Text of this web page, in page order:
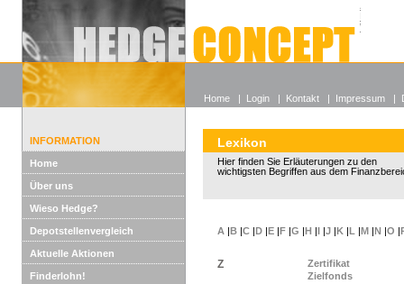
Alle
Wieso
INFORMATION
Home
Über uns
Wieso Hedge?
Depotstellenvergleich
Aktuelle Aktionen
Finderlohn!
Lexikon
Hier finden Sie Erläuterungen zu den
wichtigsten Begriffen aus dem
A |B |C |D |E |F |G |H |I |J |K |L |M |N |O |
Z
Zertifikat
Zielfonds
Home | Login | Kontakt | Impressum |